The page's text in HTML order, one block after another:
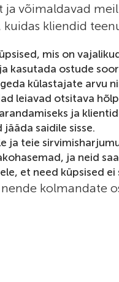
võimaldavad
kliendid
mis on
kasutada ostude
külastajate arvu
leiavad otsitava
ja
saidile sisse.
ja teie
ja neid
et need küpsised ei
kolmandate